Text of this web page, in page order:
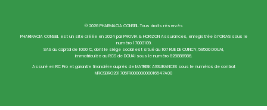
© 2026 PHARMACIA CONSEIL. Tous droits réservés
PHARMACIA CONSEIL est un site créée en 2024 par PROVIA & HORIZON Assurances, enregistrée à l’ORIAS sous le
numéro 17003109.
SAS au capital de 1000 €, dont le siège social est situé au 107 RUE DE CUINCY, 59500 DOUAI,
immatriculée au RCS de DOUAI sous le numéro 828886986.
Assuré en RC Pro et garantie financière auprès de MATRISK ASSURANCES sous le numéros de contrat
MRCSBRO201705FR00000000016547A00